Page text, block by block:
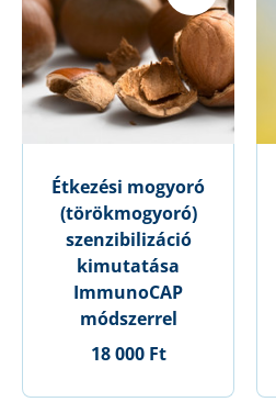
Étkezési mogyoró
(törökmogyoró)
szenzibilizáció
kimutatása
ImmunoCAP
módszerrel
18 000 Ft